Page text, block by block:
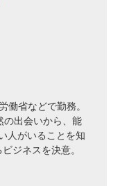
働省などで勤務。
の出会いから、能
人がいることを知
ジネスを決意。